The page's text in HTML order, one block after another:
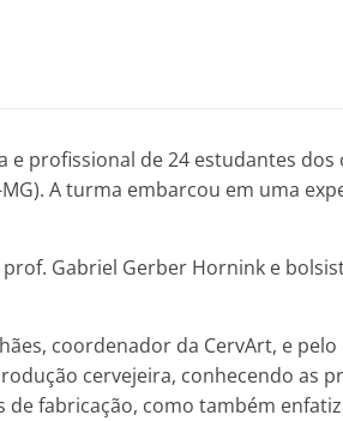
profissional de 24 estudantes dos
A turma embarcou em uma
Gabriel Gerber Hornink e
coordenador da CervArt, e
cervejeira, conhecendo as
fabricação, como também